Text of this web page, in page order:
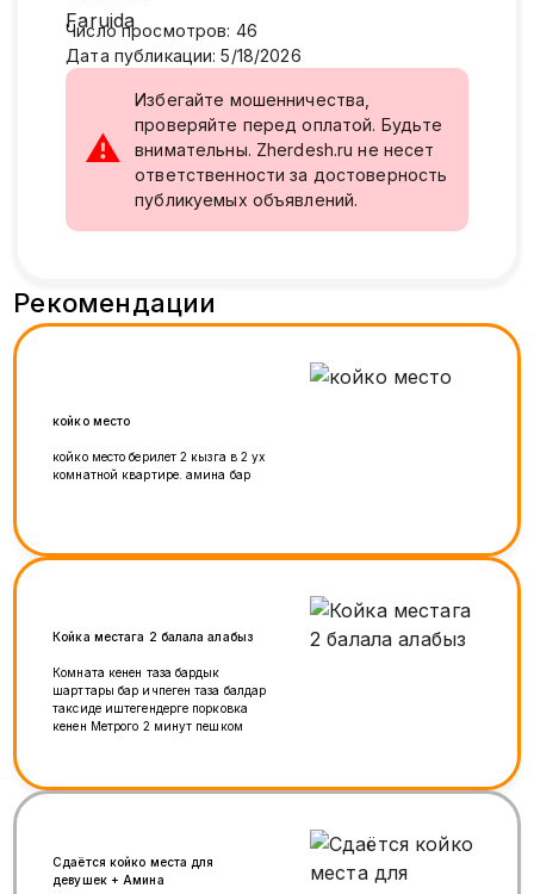
Число просмотров: 46
Дата публикации: 5/18/2026
⚠
Избегайте мошенничества,
проверяйте перед оплатой. Будьте
внимательны. Zherdesh.ru не несет
ответственности за достоверность
публикуемых объявлений.
Рекомендации
койко место
койко место берилет 2 кызга в 2 ух
комнатной квартире. амина бар
Койка местага 2 балала алабыз
Комната кенен таза бардык
шарттары бар ичпеген таза балдар
таксиде иштегендерге порковка
кенен Метрого 2 минут пешком
Сдаётся койко места для
девушек + Амина